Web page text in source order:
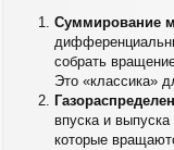
Суммирование
собрать
Это «классика»
впуска и
которые